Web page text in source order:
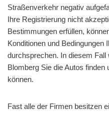
Straßenverkehr negativ
Ihre Registrierung nicht
Bestimmungen erfüllen,
Konditionen und Bedingungen
durchsprechen. In diesem
Blomberg Sie die Autos finden
können.
Fast alle der Firmen besitzen